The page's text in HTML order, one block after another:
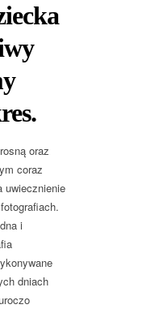
oraz
coraz
uwiecznienie
i
dniach